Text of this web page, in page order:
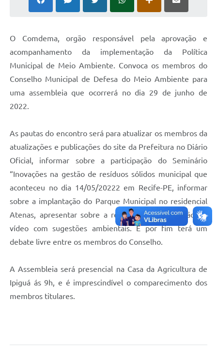
Carta de Serviços
Galeria de Vídeos
Serviços Online
Telefones Úteis
O Comdema, orgão responsável pela aprovação e
acompanhamento da implementação da Política
Municipal de Meio Ambiente. Convoca os membros do
Conselho Municipal de Defesa do Meio Ambiente para
uma assembleia que ocorrerá no dia 29 de junho de
2022.
As pautas do encontro será para atualizar os membros da
atualizações e publicações do site da Prefeitura no Diário
Oficial, informar sobre a participação do Seminário
“Inovações na gestão de resíduos sólidos municipal que
aconteceu no dia 14/05/20222 em Recife-PE, informar
sobre a implantação do Parque Municipal no residencial
Atenas, apresentar sobre a reunião e apresentação do
vídeo com sugestões ambientais. E por fim terá um
debate livre entre os membros do Conselho.
A Assembleia será presencial na Casa da Agricultura de
Ipiguá ás 9h, e é imprescindível o comparecimento dos
membros titulares.